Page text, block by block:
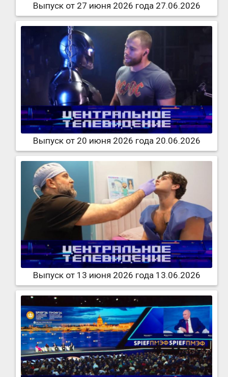
Выпуск от 27 июня 2026 года 27.06.2026
Выпуск от 20 июня 2026 года 20.06.2026
Выпуск от 13 июня 2026 года 13.06.2026